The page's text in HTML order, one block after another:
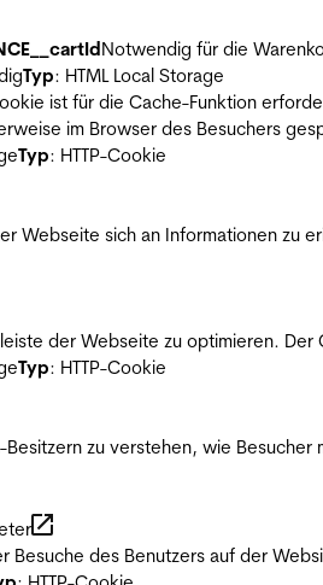
Notwendig für die
Typ: HTML Local Storage
ist für die Cache-Funktion
im Browser des Besuchers
Typ: HTTP-Cookie
Webseite sich an Informationen zu
der Webseite zu optimieren.
Typ: HTTP-Cookie
zu verstehen, wie
Besuche des Benutzers auf der